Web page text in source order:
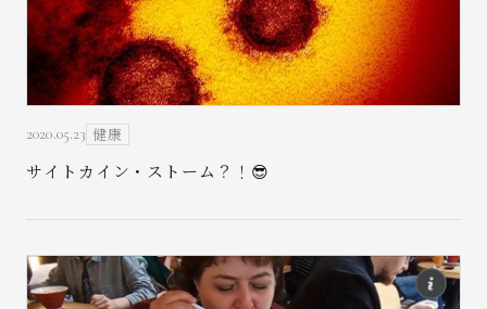
お問い合わせ
2020.05.23 健康
サイトカイン・ストーム？！😎